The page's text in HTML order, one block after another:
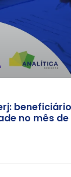
no mês